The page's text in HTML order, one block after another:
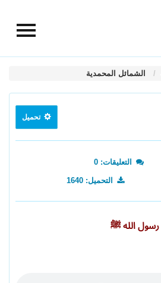
الشمائل المحمدية
تحميل
التعليقات: 0
التحميل: 1640